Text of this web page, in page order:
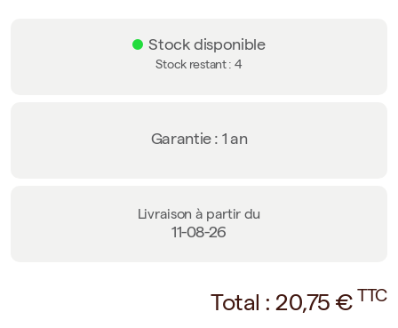
Stock disponible
Stock restant : 4
Garantie : 1 an
Livraison à partir du
11-08-26
Total :20,75 € TTC